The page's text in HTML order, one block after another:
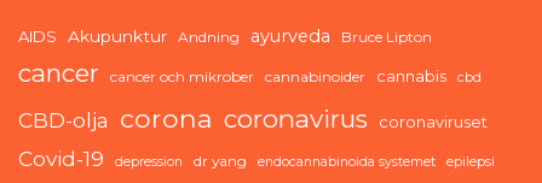
AIDS Akupunktur Andning ayurveda Bruce Lipton
cancer cancer och mikrober cannabinoider cannabis cbd
CBD-olja corona coronavirus coronaviruset
Covid-19 depression dr yang endocannabinoida systemet epilepsi